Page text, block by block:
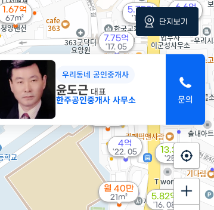
월 40만
21m²
13.34억
'25. 12
1.67억
67m²
4억
'22. 05
6.6억
5.75억
'17. 11
7.75억
'17. 05
2.7억
'17. 03
5.82억
'16. 08
1.6억
우리동네 공인중개사
윤도근 대표
한주공인중개사 사무소
단지보기